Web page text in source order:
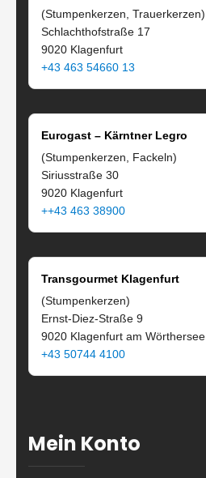
(Stumpenkerzen, Trauerkerzen)
Schlachthofstraße 17
9020 Klagenfurt
+43 463 54660 13
Eurogast – Kärntner Legro
(Stumpenkerzen, Fackeln)
Siriusstraße 30
9020 Klagenfurt
++43 463 38900
Transgourmet Klagenfurt
(Stumpenkerzen)
Ernst-Diez-Straße 9
9020 Klagenfurt am Wörthersee
+43 50744 4100
Mein Konto